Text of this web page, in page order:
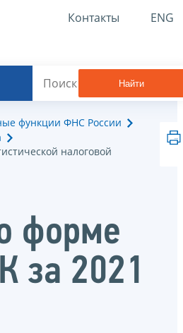
Контакты ENG
Найти
функции ФНС России
налоговой
форме
2021